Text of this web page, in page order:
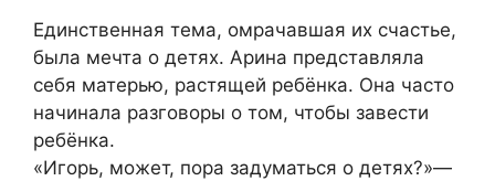
Единственная тема, омрачавшая их счастье,
была мечта о детях. Арина представляла
себя матерью, растящей ребёнка. Она часто
начинала разговоры о том, чтобы завести
ребёнка.
«Игорь, может, пора задуматься о детях?»—